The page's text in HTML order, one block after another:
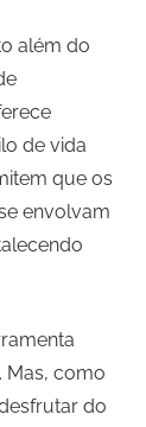
além do
de vida
que os
envolvam
Mas, como
do